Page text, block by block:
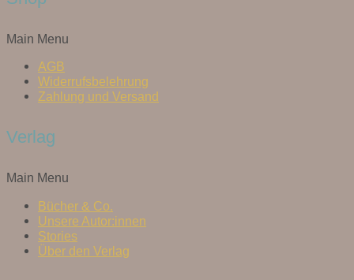
Main Menu
AGB
Widerrufsbelehrung
Zahlung und Versand
Verlag
Main Menu
Bücher & Co.
Unsere Autor:innen
Stories
Über den Verlag